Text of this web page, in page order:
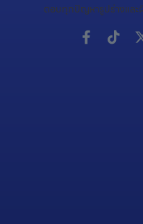
ตอบทุกปัญหารูปร่างแล